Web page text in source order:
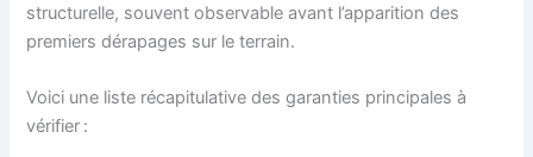
structurelle, souvent observable avant l’apparition des
premiers dérapages sur le terrain.
Voici une liste récapitulative des garanties principales à
vérifier :